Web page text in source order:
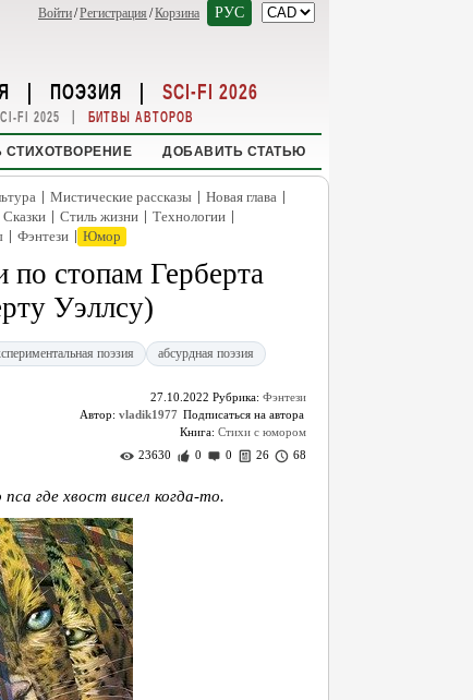
Войти/Регистрация /Корзина РУС
| ПОЭЗИЯ | SCI-FI 2026
FI 2025 | БИТВЫ АВТОРОВ
СТИХОТВОРЕНИЕ ДОБАВИТЬ СТАТЬЮ
| Мистические рассказы | Новая глава |
Сказки | Стиль жизни | Технологии |
| Фэнтези | Юмор
стопам Герберта
Уэллсу)
поэзия абсурдная поэзия
27.10.2022 Рубрика: Фэнтези
Автор: vladik1977
Книга: Стихи с юмором
23630
0 0 26 68
где хвост висел когда-то.